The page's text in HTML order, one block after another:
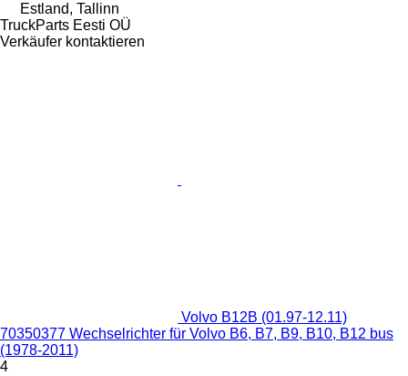
Estland, Tallinn
TruckParts Eesti OÜ
Verkäufer kontaktieren
Volvo B12B (01.97-12.11)
70350377 Wechselrichter für Volvo B6, B7, B9, B10, B12 bus
(1978-2011)
4